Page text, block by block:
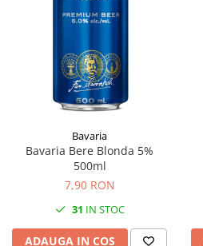
Bavaria
Bavaria Bere Blonda 5%
500ml
7,90 RON
31 IN STOC
ADAUGA IN COS